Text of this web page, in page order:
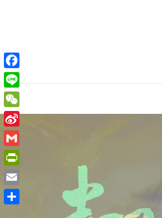
F
a
c
e
b
o
o
k
L
i
n
e
W
e
C
h
a
t
S
i
n
a
W
G
m
a
P
r
i
E